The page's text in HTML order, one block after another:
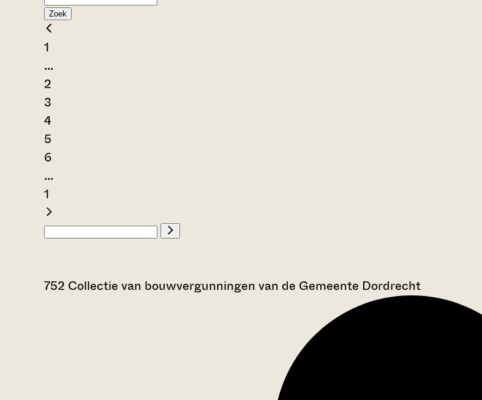
Zoek
1
...
2
3
4
5
6
...
1
752 Collectie van bouwvergunningen van de Gemeente Dordrecht